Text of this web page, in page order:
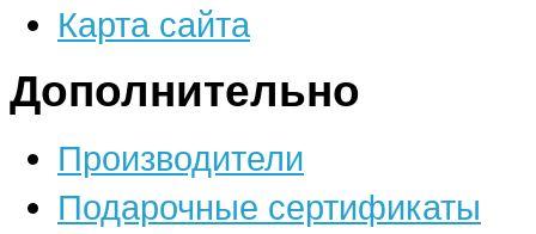
Карта сайта
Дополнительно
Производители
Подарочные сертификаты